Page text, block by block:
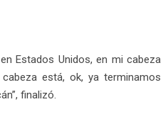
Estados Unidos, en mi cabeza
está, ok, ya terminamos
finalizó.